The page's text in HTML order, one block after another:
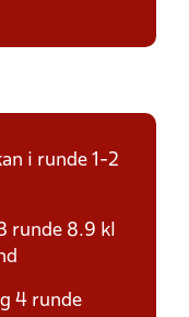
i runde 1-2
runde 8.9 kl
4 runde